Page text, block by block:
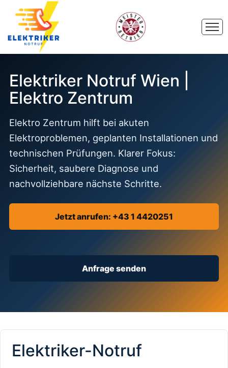
Elektriker Notruf Wien |
Elektro Zentrum
Elektro Zentrum hilft bei akuten
Elektroproblemen, geplanten Installationen und
technischen Prüfungen. Klarer Fokus:
Sicherheit, saubere Diagnose und
nachvollziehbare nächste Schritte.
Jetzt anrufen: +43 1 4420251
Anfrage senden
Elektriker-Notruf